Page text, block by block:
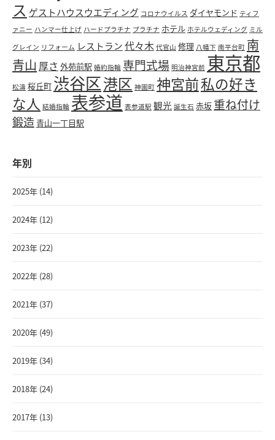
ス ゲストハウスウエディング コロナウイルス ダイヤモンド ティフ
ァニー ハンマー仕上げ ハードプラチナ プラチナ ホテル ホテルウェディング ミル
グレイン リフォーム レストラン代々木 代官山 修理 八幡下 南平台町 南
青山 厚さ 外苑前駅 婚約指輪 専門式場 明治神宮前 東京都
松濤 桜丘町 渋谷区港区 神園町 神宮前私の好き
な人 結婚指輪 表参道 表参道駅 観光 誕生石 赤坂 重ね付け
鍛造青山一丁目駅
年別
2025年 (14)
2024年 (12)
2023年 (22)
2022年 (28)
2021年 (37)
2020年 (49)
2019年 (34)
2018年 (24)
2017年 (13)